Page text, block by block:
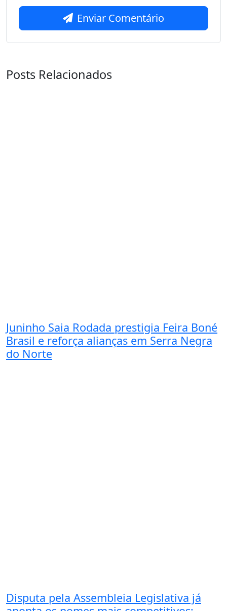
Enviar Comentário
Posts Relacionados
Juninho Saia Rodada prestigia Feira Boné
Brasil e reforça alianças em Serra Negra
do Norte
Disputa pela Assembleia Legislativa já